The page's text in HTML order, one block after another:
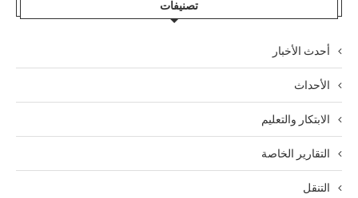
تصنيفات
أحدث الأخبار
الأحداث
الابتكار والتعليم
التقارير الخاصة
التنقل